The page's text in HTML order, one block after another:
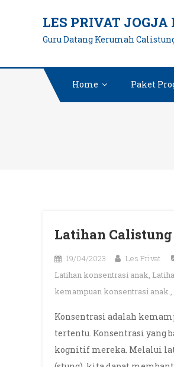
LES PRIVAT
Guru Datang Kerumah
Home Paket
Latihan
19/04/2023 Les Privat
Latihan konsentrasi anak,
kemampuan konsentrasi anak.,
Konsentrasi adalah
tertentu. Konsentrasi yang
kognitif mereka. Melalui